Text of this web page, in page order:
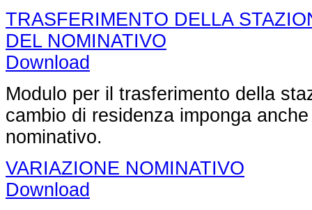
TRASFERIMENTO DELLA
DEL NOMINATIVO
Download
Modulo per il trasferimento della
cambio di residenza imponga
nominativo.
VARIAZIONE NOMINATIVO
Download